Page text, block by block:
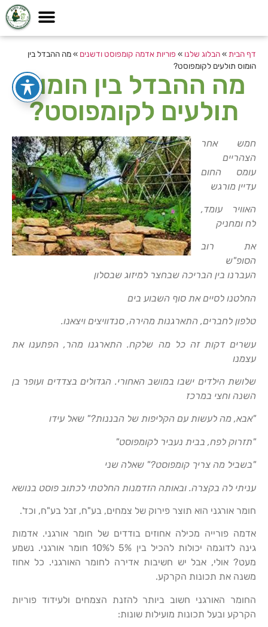
דף הבית »הבלוג שלנו » פוריות אדמה קומפוסט ודשנים »מה ההבדל בין
הומוס תולעים לקומפוסט?
מה ההבדל בין הומוס
תולעים לקומפוסט?
חמש אחר
הצהריים
עומס החום
עדיין מורגש
האוויר עומד,
לח ומחניק
את רוב
הסופ"ש
העברנו בין הבריכה שבחצר למיזוג שבסלון
החלטנו לסיים את סוף השבוע בים
טלפון לחברים, התארגנות מהירה, סנדוויצים ויצאנו.
עשרים דקות זה כל מה שלקח. התארגנו מהר, הפתענו את
עצמנו
שלושת הילדים ישבו במושב האחורי. הגדולים בצדדים ועופר בן
השנה וחצי במרכז
"אבא, מה לעשות עם הקליפות של הבננות?" שאל עידו
"תזרוק לפח, בבית נעביר לקומפוסט"
"בשביל מה צריך קומפוסט?" שאלה שני
עניתי לה בקצרה. ובאותה הזדמנות החלטתי לכתוב פוסט בנושא
חומר אורגני הוא תוצר פירוק של צמחים, בע"ח, זבל בע"ח, וכד'.
אדמה פורייה מכילה אחוזים בודדים של חומר אורגני. אדמות
גינה לדוגמה יכולות להכיל בין 5% ל10% חומר אורגני. נשמע
מעט? אולי, אבל יש חשיבות אדירה לחומר האורגני. כל אחוז
משנה את תכונות הקרקע.
החומר האורגני חשוב ביותר להזנת הצמחים ולעידוד פוריות
הקרקע ובעל תכונות מועילות שונות: